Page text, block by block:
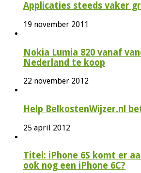
Applicaties steeds vaker
19 november 2011
Nokia Lumia 820 vanaf
Nederland te koop
22 november 2012
Help BelkostenWijzer.nl
25 april 2012
Titel: iPhone 6S komt er
ook nog een iPhone 6C?